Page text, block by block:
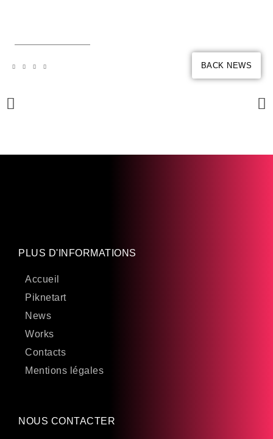
BACK NEWS
PLUS D'INFORMATIONS
Accueil
Piknetart
News
Works
Contacts
Mentions légales
NOUS CONTACTER